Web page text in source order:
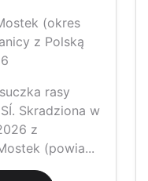
(okres
z Polską
rasy
Skradziona w
z
(powia...